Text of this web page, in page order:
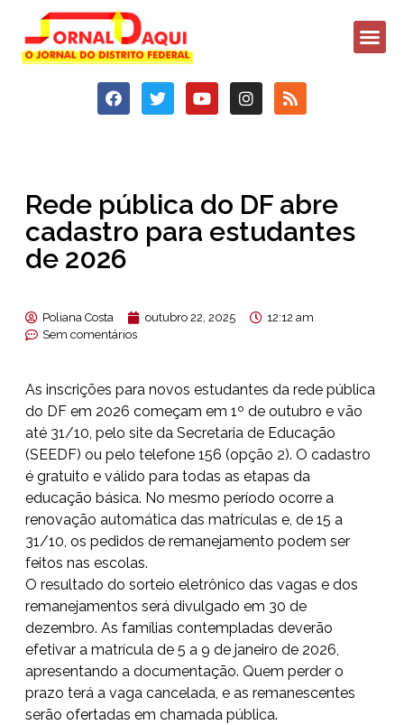
Rede pública do DF abre
cadastro para estudantes
de 2026
Poliana Costa outubro 22, 2025
12:12 am
Sem comentários
As inscrições para novos estudantes da rede pública
do DF em 2026 começam em 1º de outubro e vão
até 31/10, pelo site da Secretaria de Educação
(SEEDF) ou pelo telefone 156 (opção 2). O cadastro
é gratuito e válido para todas as etapas da
educação básica. No mesmo período ocorre a
renovação automática das matrículas e, de 15 a
31/10, os pedidos de remanejamento podem ser
feitos nas escolas.
O resultado do sorteio eletrônico das vagas e dos
remanejamentos será divulgado em 30 de
dezembro. As famílias contempladas deverão
efetivar a matrícula de 5 a 9 de janeiro de 2026,
apresentando a documentação. Quem perder o
prazo terá a vaga cancelada, e as remanescentes
serão ofertadas em chamada pública.